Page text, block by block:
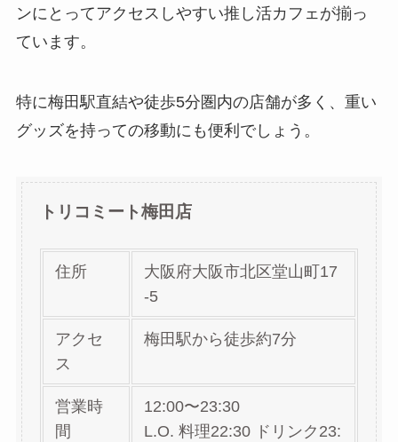
ンにとってアクセスしやすい推し活カフェが揃っ
ています。
特に梅田駅直結や徒歩5分圏内の店舗が多く、重い
グッズを持っての移動にも便利でしょう。
トリコミート梅田店
住所
大阪府大阪市北区堂山町17
-5
アクセ
ス
梅田駅から徒歩約7分
営業時
間
12:00〜23:30
L.O. 料理22:30 ドリンク23: